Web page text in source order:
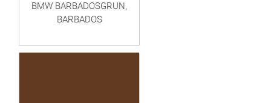
BMW BARBADOSGRUN,
BARBADOS